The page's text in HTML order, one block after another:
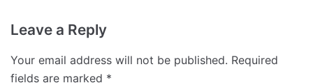
Leave a Reply
Your email address will not be published. Required
fields are marked *